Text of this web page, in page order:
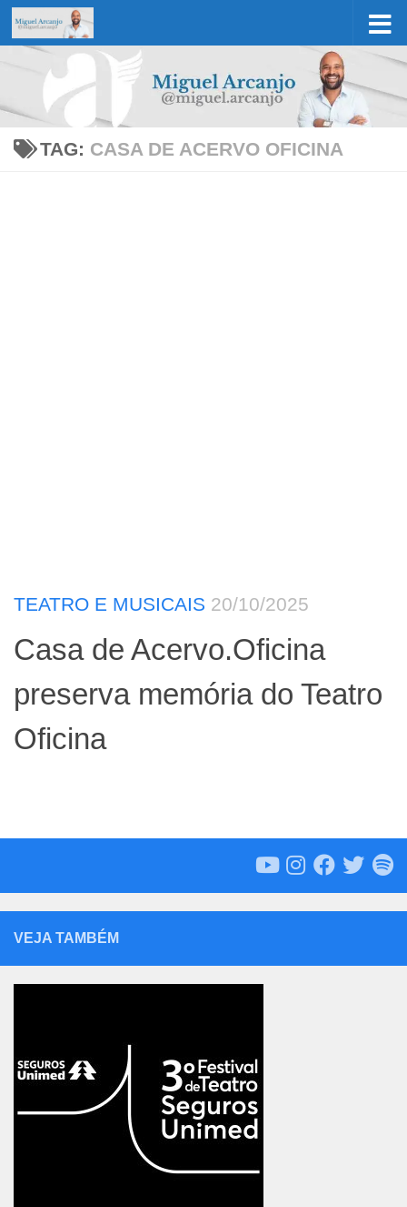
Skip to content
TAG: CASA DE ACERVO OFICINA
TEATRO E MUSICAIS 20/10/2025
Casa de Acervo.Oficina
preserva memória do Teatro
Oficina
VEJA TAMBÉM